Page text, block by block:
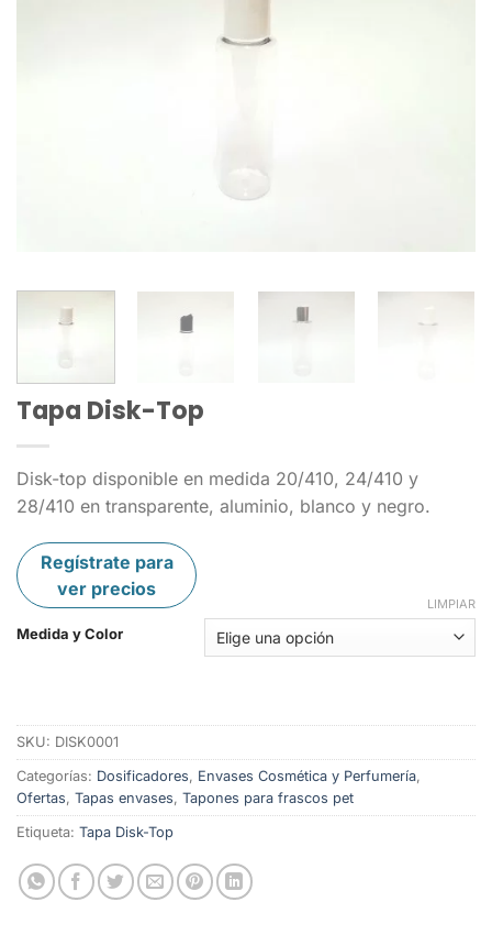
Tapa Disk-Top
Disk-top disponible en medida 20/410, 24/410 y
28/410 en transparente, aluminio, blanco y negro.
Regístrate para
ver precios
Medida y Color
LIMPIAR
SKU: DISK0001
Categorías: Dosificadores, Envases Cosmética y Perfumería,
Ofertas, Tapas envases, Tapones para frascos pet
Etiqueta: Tapa Disk-Top